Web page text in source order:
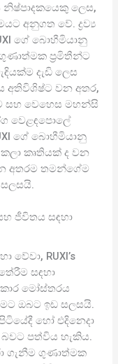
නිෂ්පාදකයෙකු ලෙස,
අනුගත වේ. ද්‍රව්‍ය
ගේ බොහීමියානු
ප්‍රමිතීන්ට
දැඩි ලෙස
අතිවිශිෂ්ට වන අතර,
සහ වෙහෙස මහන්සි
වෙළඳපොලේ
ගේ බොහීමියානු
කෘතියක් ද වන
අතරම තමන්ගේම
සහ ජීවිතය සඳහා
RUXI’s
සඳහා
මෝස්තරය
ඔබට ඉඩ සලසයි.
හෝ එදිනෙදා
පත්විය හැකිය.
ගැනීම ගුණාත්මක